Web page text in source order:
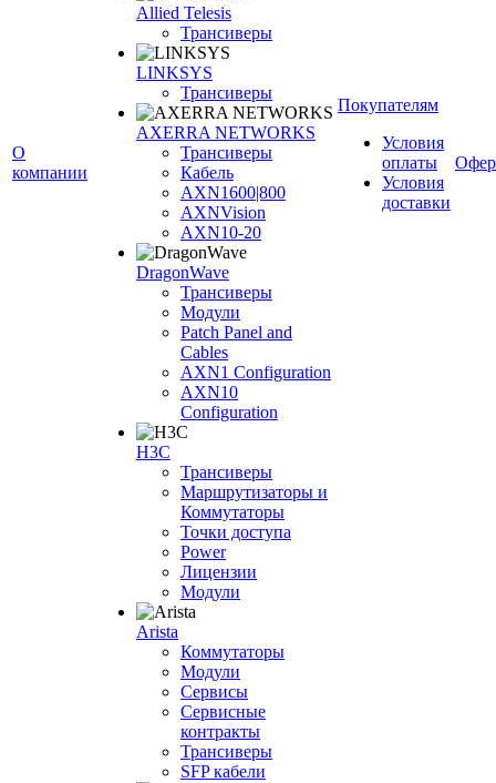
О
компании
Allied Telesis
Трансиверы
LINKSYS
Трансиверы
AXERRA NETWORKS
Трансиверы
Кабель
AXN1600|800
AXNVision
AXN10-20
DragonWave
Трансиверы
Модули
Patch Panel and
Cables
AXN1 Configuration
AXN10
Configuration
H3С
Трансиверы
Маршрутизаторы и
Коммутаторы
Точки доступа
Power
Лицензии
Модули
Arista
Коммутаторы
Модули
Сервисы
Сервисные
контракты
Трансиверы
SFP кабели
Покупателям
Условия
оплаты
Условия
доставки